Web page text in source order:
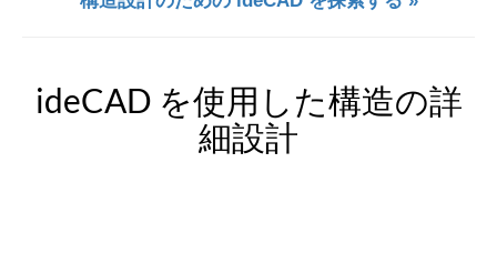
ideCAD を使用した構造の詳
細設計